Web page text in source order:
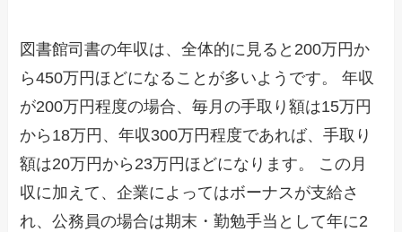
図書館司書の年収は、全体的に見ると200万円か
ら450万円ほどになることが多いようです。 年収
が200万円程度の場合、毎月の手取り額は15万円
から18万円、年収300万円程度であれば、手取り
額は20万円から23万円ほどになります。 この月
収に加えて、企業によってはボーナスが支給さ
れ、公務員の場合は期末・勤勉手当として年に2